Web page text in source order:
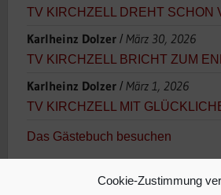
Cookie-Zustimmung
TV KIRCHZELL DREHT SCHON
Karlheinz Dolzer/ März 30, 2026
TV KIRCHZELL BRICHT ZUM
Karlheinz Dolzer/ März 1, 2026
TV KIRCHZELL MIT
Das Gästebuch besuchen